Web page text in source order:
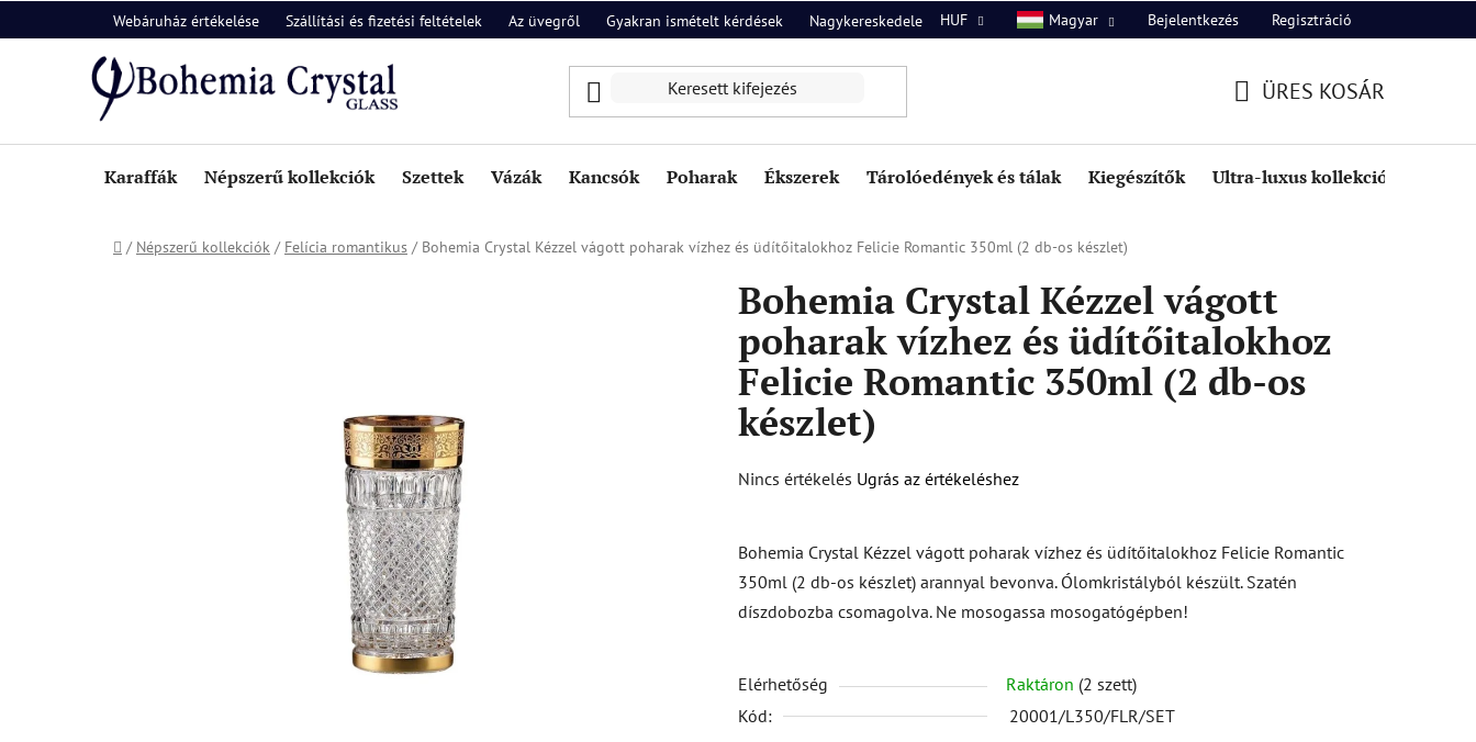
a
Webáruház értékelése Szállítási és fizetési feltételek Az üvegről Gyakran ismételt kérdések Nagykereskedelem Rólunk Kapcsolat
HUF Magyar Bejelentkezés Regisztráció
ÜRES KOSÁR
Karaffák Népszerű kollekciók Szettek Vázák Kancsók Poharak Ékszerek Tárolóedények és tálak Kiegészítők Ultra-luxus kollekció
Kezdőlap
/ Népszerű kollekciók / Felícia romantikus / Bohemia Crystal Kézzel vágott poharak vízhez és üdítőitalokhoz Felicie Romantic 350ml (2 db-os készlet)
Bohemia Crystal Kézzel vágott
poharak vízhez és üdítőitalokhoz
Felicie Romantic 350ml (2 db-os
készlet)
A
értékelése
5-
ből
csillag.
Nincs értékelés Ugrás az értékeléshez
Bohemia Crystal Kézzel vágott poharak vízhez és üdítőitalokhoz Felicie Romantic
350ml (2 db-os készlet) arannyal bevonva. Ólomkristályból készült. Szatén
díszdobozba csomagolva. Ne mosogassa mosogatógépben!
Elérhetőség Raktáron (2 szett)
Kód:
20001/L350/FLR/SET